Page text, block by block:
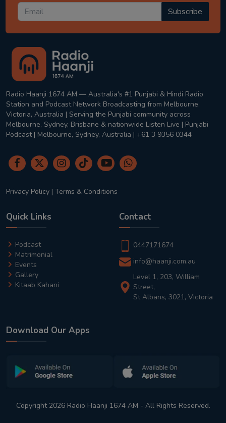
Subscribe
Radio Haanji 1674 AM — Australia's #1 Punjabi & Hindi Radio
Station and Podcast Network Broadcasting from Melbourne,
Victoria, Australia | Serving the Punjabi community across
Melbourne, Sydney, Brisbane & nationwide Listen Live | Punjabi
Podcast | Melbourne, Sydney, Australia | +61 3 9356 0344
Privacy Policy | Terms & Conditions
Quick Links
Podcast
Matrimonial
Events
Gallery
Kitaab Kahani
Contact
0447171674
info@haanji.com.au
Level 1, 203, William
Street,
St Albans, 3021, Victoria
Download Our Apps
Copyright 2026 Radio Haanji 1674 AM - All Rights Reserved.